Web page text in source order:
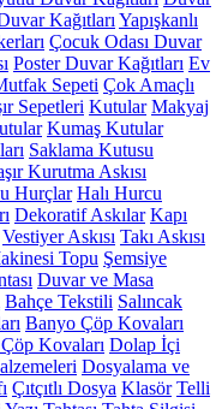
Kağıtları Yapışkanlı
Çocuk Odası Duvar
Poster Duvar Kağıtları Ev
Sepeti Çok Amaçlı
Sepetleri Kutular Makyaj
Kumaş Kutular
Saklama Kutusu
Kurutma Askısı
Hurçlar Halı Hurcu
Dekoratif Askılar Kapı
Vestiyer Askısı Takı Askısı
Topu Şemsiye
Duvar ve Masa
Bahçe Tekstili Salıncak
Banyo Çöp Kovaları
Kovaları Dolap İçi
Dosyalama ve
Çıtçıtlı Dosya Klasör Telli